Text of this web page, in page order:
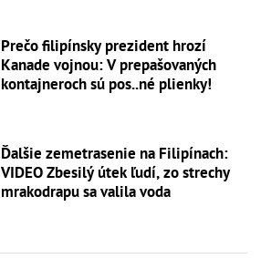
Prečo filipínsky prezident hrozí
Kanade vojnou: V prepašovaných
kontajneroch sú pos..né plienky!
Ďalšie zemetrasenie na Filipínach:
VIDEO Zbesilý útek ľudí, zo strechy
mrakodrapu sa valila voda